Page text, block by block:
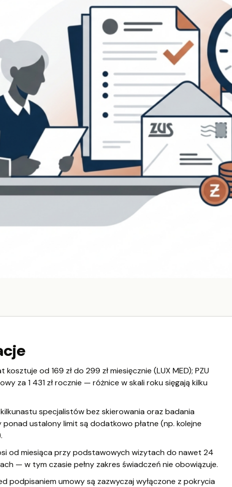
od 169 zł do 299 zł miesięcznie (LUX MED); PZU
za 1 431 zł rocznie — różnice w skali roku sięgają kilku
specjalistów bez skierowania oraz badania
ustalony limit są dodatkowo płatne (np. kolejne
od miesiąca przy podstawowych wizytach do nawet 24
— w tym czasie pełny zakres świadczeń nie obowiązuje.
podpisaniem umowy są zazwyczaj wyłączone z pokrycia